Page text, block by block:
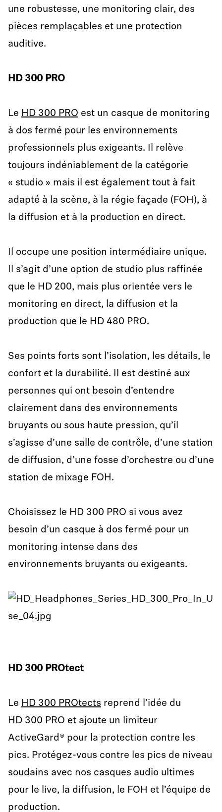
une robustesse, une monitoring clair, des
pièces remplaçables et une protection
auditive.
HD 300 PRO
Le HD 300 PRO est un casque de monitoring
à dos fermé pour les environnements
professionnels plus exigeants. Il relève
toujours indéniablement de la catégorie
« studio » mais il est également tout à fait
adapté à la scène, à la régie façade (FOH), à
la diffusion et à la production en direct.
Il occupe une position intermédiaire unique.
Il s’agit d’une option de studio plus raffinée
que le HD 200, mais plus orientée vers le
monitoring en direct, la diffusion et la
production que le HD 480 PRO.
Ses points forts sont l’isolation, les détails, le
confort et la durabilité. Il est destiné aux
personnes qui ont besoin d’entendre
clairement dans des environnements
bruyants ou sous haute pression, qu’il
s’agisse d’une salle de contrôle, d’une station
de diffusion, d’une fosse d’orchestre ou d’une
station de mixage FOH.
Choisissez le HD 300 PRO si vous avez
besoin d’un casque à dos fermé pour un
monitoring intense dans des
environnements bruyants ou exigeants.
HD 300 PROtect
Le HD 300 PROtects reprend l’idée du
HD 300 PRO et ajoute un limiteur
ActiveGard® pour la protection contre les
pics. Protégez-vous contre les pics de niveau
soudains avec nos casques audio ultimes
pour le live, la diffusion, le FOH et l’équipe de
production.